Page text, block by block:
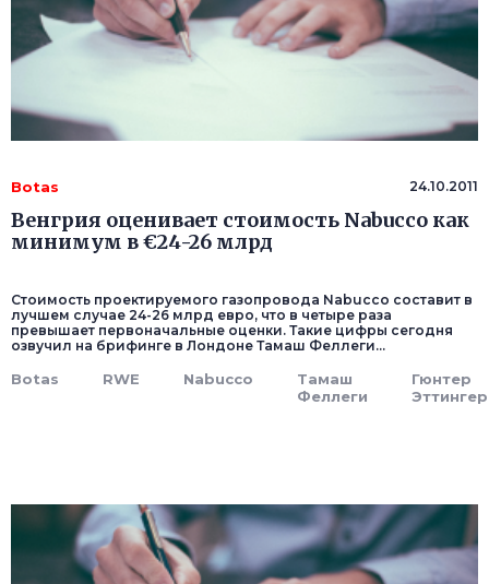
Botas 24.10.2011
Венгрия оценивает стоимость Nabucco как
минимум в €24-26 млрд
Стоимость проектируемого газопровода Nabucco составит в
лучшем случае 24-26 млрд евро, что в четыре раза
превышает первоначальные оценки. Такие цифры сегодня
озвучил на брифинге в Лондоне Тамаш Феллеги...
Botas RWE Nabucco
Тамаш
Феллеги
Гюнтер
Эттингер